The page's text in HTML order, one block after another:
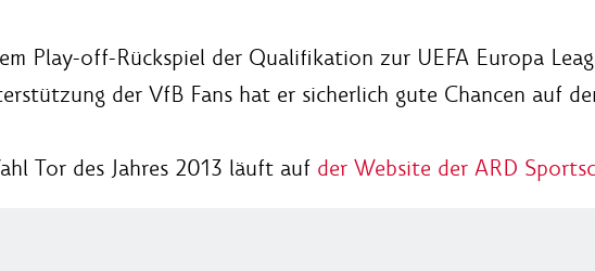
Play-off-Rückspiel der Qualifikation zur UEFA Europa
der VfB Fans hat er sicherlich gute Chancen auf
Tor des Jahres 2013 läuft auf der Website der ARD